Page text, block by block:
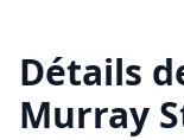
Détails
Murray